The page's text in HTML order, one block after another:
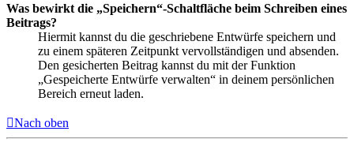
Was bewirkt die „Speichern“-Schaltfläche beim Schreiben eines
Beitrags?
Hiermit kannst du die geschriebene Entwürfe speichern und
zu einem späteren Zeitpunkt vervollständigen und absenden.
Den gesicherten Beitrag kannst du mit der Funktion
„Gespeicherte Entwürfe verwalten“ in deinem persönlichen
Bereich erneut laden.
Nach oben